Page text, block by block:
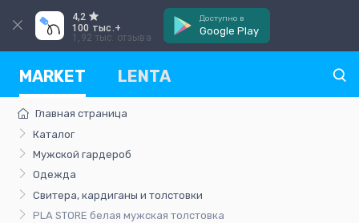
4,2
100 тыс.+
1,92 тыс. отзыва
Доступно в
Google Play
MARKET LENTA
Главная страница
Каталог
Мужской гардероб
Одежда
Свитера, кардиганы и толстовки
PLA STORE белая мужская толстовка